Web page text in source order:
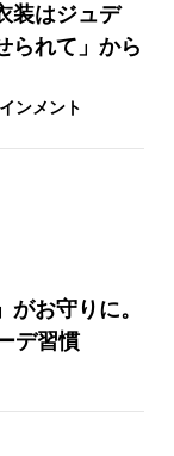
装はジュデ
られて」から
ンメント
お守りに。
デ習慣